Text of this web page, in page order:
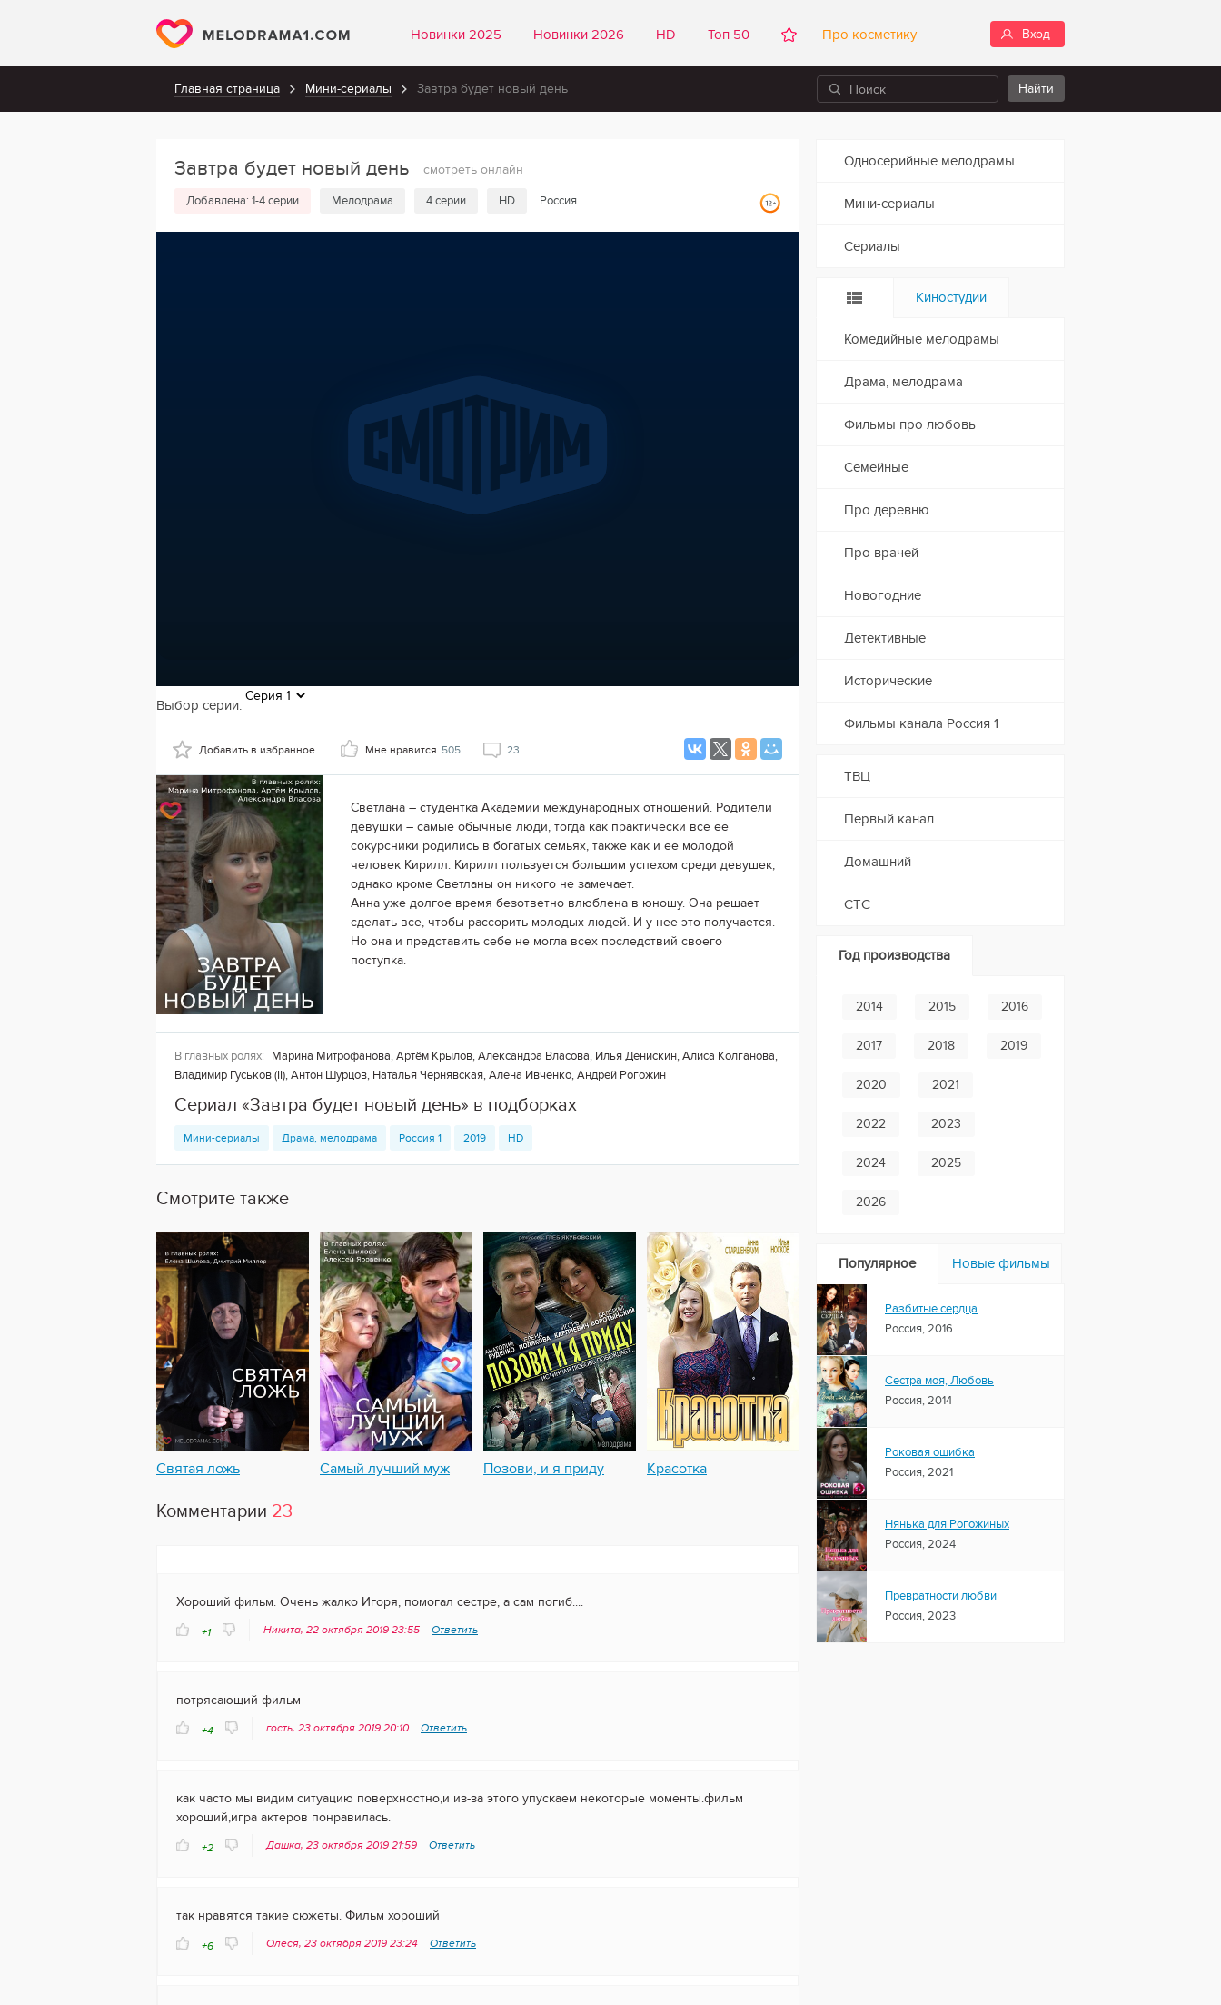
Новинки 2025 Новинки 2026 HD Топ 50 Про косметику Вход
Главная страница Мини-сериалы Завтра будет новый день
Завтра будет новый день смотреть онлайн
Добавлена: 1-4 серии Мелодрама 4 серии HD Россия
Выбор серии:
Добавить в избранное Мне нравится 505 23
Светлана – студентка Академии международных отношений. Родители
девушки – самые обычные люди, тогда как практически все ее
сокурсники родились в богатых семьях, также как и ее молодой
человек Кирилл. Кирилл пользуется большим успехом среди девушек,
однако кроме Светланы он никого не замечает.
Анна уже долгое время безответно влюблена в юношу. Она решает
сделать все, чтобы рассорить молодых людей. И у нее это получается.
Но она и представить себе не могла всех последствий своего
поступка.
В главных ролях:
Марина Митрофанова, Артём Крылов, Александра Власова, Илья Денискин, Алиса Колганова,
Владимир Гуськов (II), Антон Шурцов, Наталья Чернявская, Алёна Ивченко, Андрей Рогожин
Сериал «Завтра будет новый день» в подборках
Мини-сериалы Драма, мелодрама Россия 1 2019 HD
Смотрите также
Святая ложь Самый лучший муж Позови, и я приду Красотка
Комментарии 23
Хороший фильм. Очень жалко Игоря, помогал сестре, а сам погиб....
+1 Никита, 22 октября 2019 23:55 Ответить
потрясающий фильм
+4 гость, 23 октября 2019 20:10 Ответить
как часто мы видим ситуацию поверхностно,и из-за этого упускаем некоторые моменты.фильм
хороший,игра актеров понравилась.
+2 Дашка, 23 октября 2019 21:59 Ответить
так нравятся такие сюжеты. Фильм хороший
+6 Олеся, 23 октября 2019 23:24 Ответить
Односерийные мелодрамы
Мини-сериалы
Сериалы
Киностудии
Комедийные мелодрамы
Драма, мелодрама
Фильмы про любовь
Семейные
Про деревню
Про врачей
Новогодние
Детективные
Исторические
Фильмы канала Россия 1
ТВЦ
Первый канал
Домашний
СТС
Год производства
2014 2015 2016
2017 2018 2019
2020 2021
2022 2023
2024 2025
2026
Популярное Новые фильмы
Разбитые сердца
Россия, 2016
Сестра моя, Любовь
Россия, 2014
Роковая ошибка
Россия, 2021
Нянька для Рогожиных
Россия, 2024
Превратности любви
Россия, 2023